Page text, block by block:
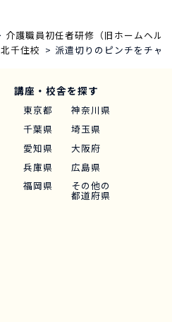
介護職員初任者研修（旧ホームヘル
北千住校 派遣切りのピンチをチャ
講座・校舎を探す
東京都
神奈川県
千葉県
埼玉県
愛知県
大阪府
兵庫県
広島県
福岡県
その他の
都道府県